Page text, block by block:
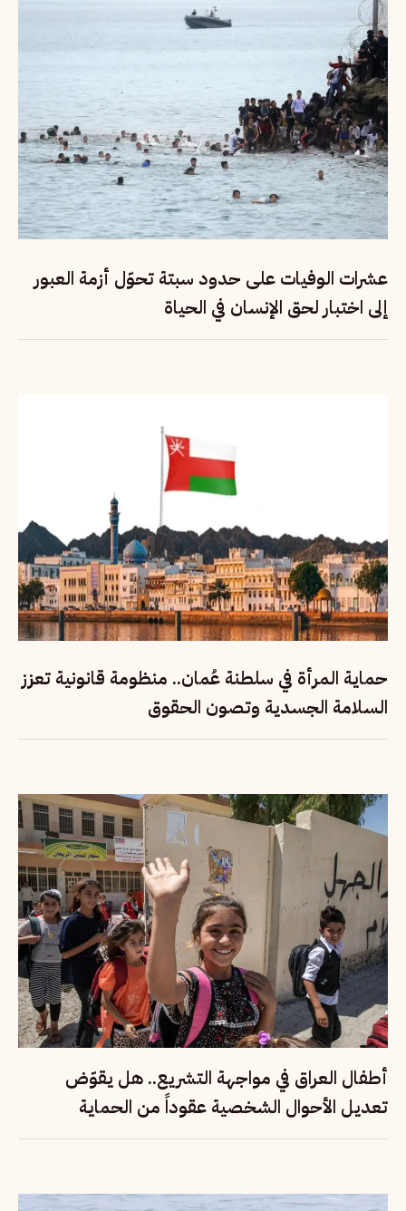
عشرات الوفيات على حدود سبتة تحوّل أزمة العبور
إلى اختبار لحق الإنسان في الحياة
حماية المرأة في سلطنة عُمان.. منظومة قانونية تعزز
السلامة الجسدية وتصون الحقوق
أطفال العراق في مواجهة التشريع.. هل يقوّض
تعديل الأحوال الشخصية عقوداً من الحماية
القانونية؟